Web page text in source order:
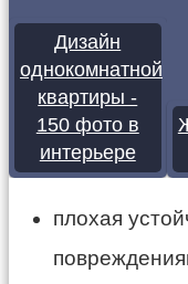
Дизайн
однокомнатной
квартиры -
150 фото в
интерьере
плохая